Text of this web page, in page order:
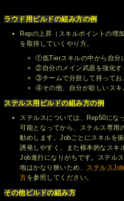
ラウド用ビルドの組み方の例
Repの上昇（スキルポイントの増
を取得していくやり方。
①低Tierスキルの中から自分
②自分のメイン武器を強化す
③チームで分担して持ってお
④その他、自分が欲しいスキ
ステルス用ビルドの組み方の例
ステルスについては、Rep50にな
可能となってから、ステルス専用
勧めします。Jobごとにスキルを
誘発しやすく、また根本的なスキ
Job進行になりがちです。ステル
地はかなり狭いため、 ステルス
方を参照してください。
その他ビルドの組み方